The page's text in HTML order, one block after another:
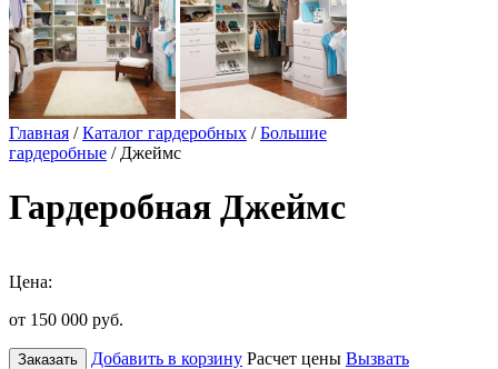
Главная /Каталог гардеробных /Большие
гардеробные / Джеймс
Гардеробная Джеймс
Цена:
от 150 000 руб.
Заказать Добавить в корзину Расчет цены Вызвать